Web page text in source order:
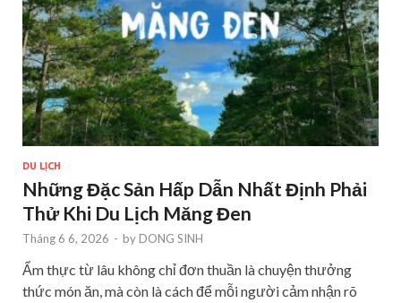
DU LỊCH
Những Đặc Sản Hấp Dẫn Nhất Định Phải
Thử Khi Du Lịch Măng Đen
Tháng 6 6, 2026 - by DONG SINH
Ẩm thực từ lâu không chỉ đơn thuần là chuyện thưởng
thức món ăn, mà còn là cách để mỗi người cảm nhận rõ